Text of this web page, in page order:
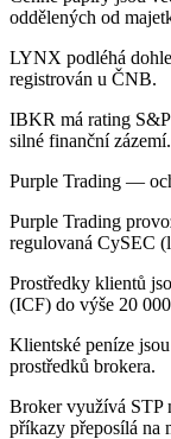
oddělených od
LYNX podléhá
registrován u ČNB.
IBKR má rating
silné finanční zázemí.
Purple Trading —
Purple Trading
regulovaná CySEC
Prostředky klientů
(ICF) do výše 20
Klientské peníze
prostředků brokera.
Broker využívá STP
příkazy přeposílá na